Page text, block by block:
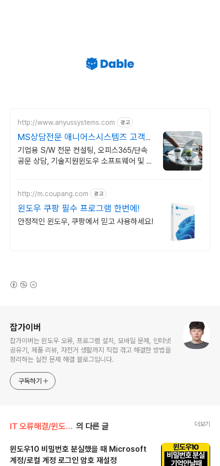
http://www.anyussystems.com 광고
MS상담전문 애니어스시스템즈 고객과
소통하는 IT 파트너
기업용 S/W 전문 컨설팅, 오피스365/단속
공문 상담, 기술지원윈도우 소프트웨어 및 솔
http://m.coupang.com 광고
윈도우 쿠팡 필수 프로그램 한번에!
안정적인 윈도우, 쿠팡에서 믿고 사용하세요!
잡가이버
잡가이버는 윈도우 오류, 프로그램 설치, 모바일 문제, 인터넷
공유기, 제품 리뷰, 자전거 생활까지 직접 겪고 해결한 방법을
정리하는 실전 문제 해결 블로그입니다.
구독하기
IT 오류해결/윈도우·부팅 오류 의 다른 글 더보기
윈도우10 비밀번호 분실했을 때 Microsoft
계정/로컬 계정 로그인 암호 재설정